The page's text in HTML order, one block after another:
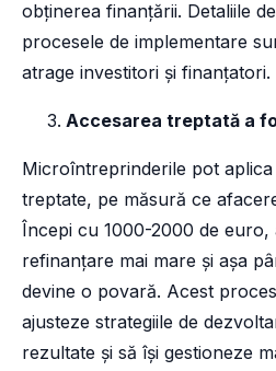
obținerea finanțării. Detaliile
procesele de implementare
atrage investitori și finanțatori.
Accesarea treptată a
Microîntreprinderile pot
treptate, pe măsură ce
Începi cu 1000-2000 de
refinanțare mai mare și așa
devine o povară. Acest
ajusteze strategiile de
rezultate și să își gestioneze